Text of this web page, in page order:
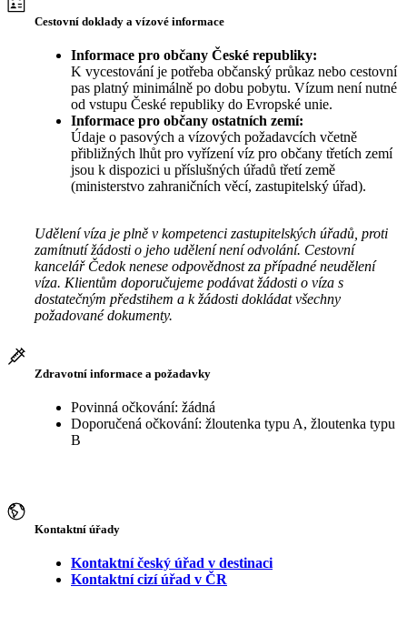
Cestovní doklady a vízové informace
Informace pro občany České republiky:
K vycestování je potřeba občanský průkaz nebo cestovní
pas platný minimálně po dobu pobytu. Vízum není nutné
od vstupu České republiky do Evropské unie.
Informace pro občany ostatních zemí:
Údaje o pasových a vízových požadavcích včetně
přibližných lhůt pro vyřízení víz pro občany třetích zemí
jsou k dispozici u příslušných úřadů třetí země
(ministerstvo zahraničních věcí, zastupitelský úřad).
Udělení víza je plně v kompetenci zastupitelských úřadů, proti
zamítnutí žádosti o jeho udělení není odvolání. Cestovní
kancelář Čedok nenese odpovědnost za případné neudělení
víza. Klientům doporučujeme podávat žádosti o víza s
dostatečným předstihem a k žádosti dokládat všechny
požadované dokumenty.
Zdravotní informace a požadavky
Povinná očkování: žádná
Doporučená očkování: žloutenka typu A, žloutenka typu
B
Kontaktní úřady
Kontaktní český úřad v destinaci
Kontaktní cizí úřad v ČR